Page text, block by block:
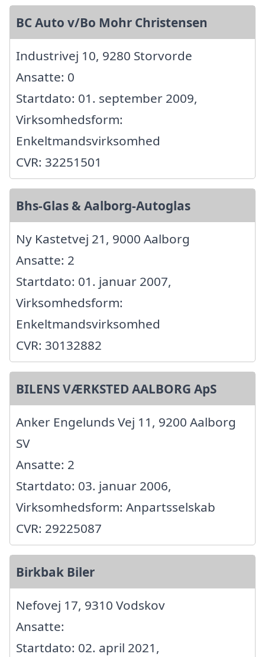
BC Auto v/Bo Mohr Christensen
Industrivej 10, 9280 Storvorde
Ansatte: 0
Startdato: 01. september 2009,
Virksomhedsform:
Enkeltmandsvirksomhed
CVR: 32251501
Bhs-Glas & Aalborg-Autoglas
Ny Kastetvej 21, 9000 Aalborg
Ansatte: 2
Startdato: 01. januar 2007,
Virksomhedsform:
Enkeltmandsvirksomhed
CVR: 30132882
BILENS VÆRKSTED AALBORG ApS
Anker Engelunds Vej 11, 9200 Aalborg
SV
Ansatte: 2
Startdato: 03. januar 2006,
Virksomhedsform: Anpartsselskab
CVR: 29225087
Birkbak Biler
Nefovej 17, 9310 Vodskov
Ansatte:
Startdato: 02. april 2021,